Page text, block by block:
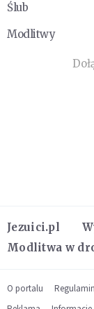
Ślub
Modlitwy
Jezuici.pl
Modlitwa w
O portalu Regulamin